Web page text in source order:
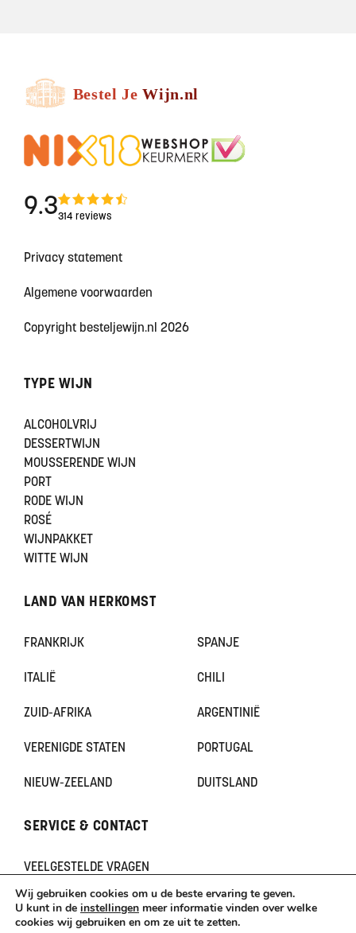
9.3314 reviews
Privacy statement
Algemene voorwaarden
Copyright besteljewijn.nl 2026
TYPE WIJN
ALCOHOLVRIJ
DESSERTWIJN
MOUSSERENDE WIJN
PORT
RODE WIJN
ROSÉ
WIJNPAKKET
WITTE WIJN
LAND VAN HERKOMST
FRANKRIJK SPANJE
ITALIË CHILI
ZUID-AFRIKA ARGENTINIË
VERENIGDE STATEN PORTUGAL
NIEUW-ZEELAND DUITSLAND
SERVICE & CONTACT
VEELGESTELDE VRAGEN
CONTACT
KLACHTEN
TERUGBETAAL- EN RETOURNERINGSBELEID
Wij gebruiken cookies om u de beste ervaring te geven.
U kunt in de instellingen meer informatie vinden over welke
cookies wij gebruiken en om ze uit te zetten.